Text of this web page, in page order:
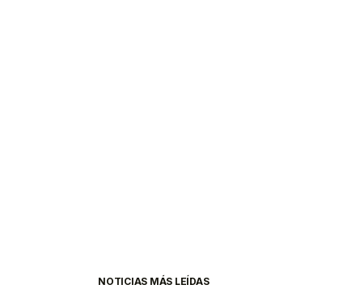
NOTICIAS MÁS LEÍDAS